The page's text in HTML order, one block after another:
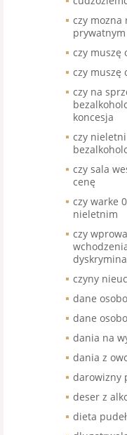
czy mozna
prywatnym
czy muszę
czy muszę
czy na
koncesja
czy
czy sala
cenę
czy warke
nieletnim
czy
czyny
dane
dane
dania na
dania z
darowizny
deser z
dieta